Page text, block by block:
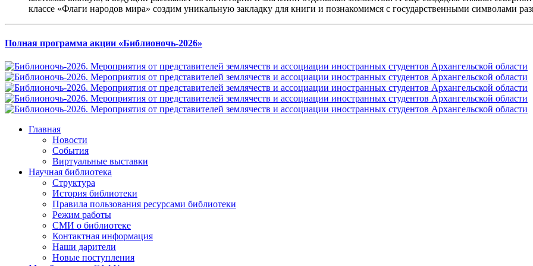
классе «Флаги народов мира» создим уникальную закладку для книги и познакомимся с государственными символами
Полная программа акции «Библионочь-2026»
Главная
Новости
События
Виртуальные выставки
Научная библиотека
Структура
История библиотеки
Правила пользования ресурсами библиотеки
Режим работы
СМИ о библиотеке
Контактная информация
Наши дарители
Новые поступления